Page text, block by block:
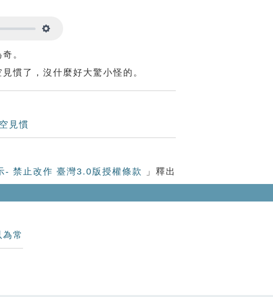
。
慣了，沒什麼好大驚小怪的。
見慣
- 禁止改作 臺灣3.0版授權條款 」釋出
為常